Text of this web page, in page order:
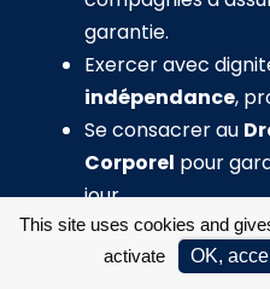
garantie.
Exercer avec
indépendance,
Se consacrer au
Corporel pour
jour.
This site uses cookies and
activate
OK,